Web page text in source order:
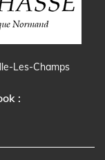
Les-Champs
: